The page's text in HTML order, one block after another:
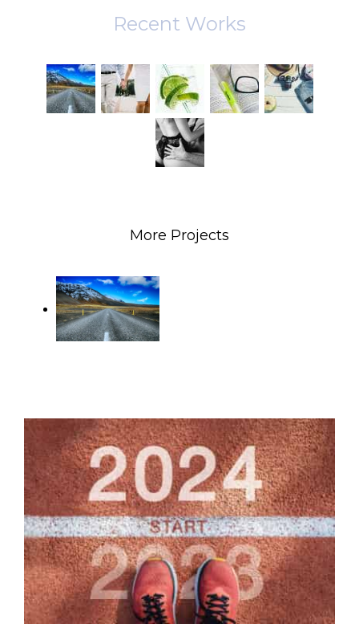
Recent Works
More Projects
Self
enlightenment
Charging
time
Write a
book